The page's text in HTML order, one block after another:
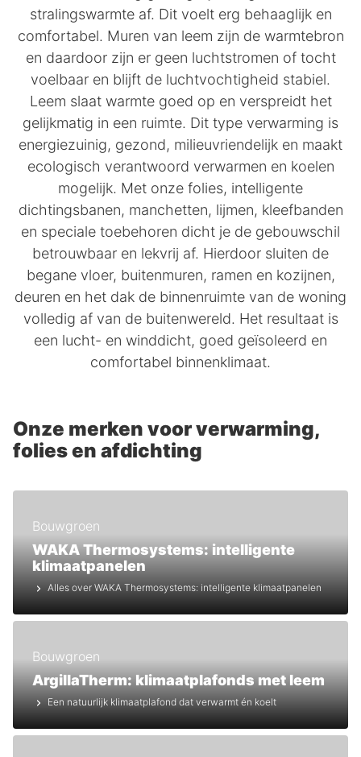
stralingswarmte af. Dit voelt erg behaaglijk en
comfortabel. Muren van leem zijn de warmtebron
en daardoor zijn er geen luchtstromen of tocht
voelbaar en blijft de luchtvochtigheid stabiel.
Leem slaat warmte goed op en verspreidt het
gelijkmatig in een ruimte. Dit type verwarming is
energiezuinig, gezond, milieuvriendelijk en maakt
ecologisch verantwoord verwarmen en koelen
mogelijk. Met onze folies, intelligente
dichtingsbanen, manchetten, lijmen, kleefbanden
en speciale toebehoren dicht je de gebouwschil
betrouwbaar en lekvrij af. Hierdoor sluiten de
begane vloer, buitenmuren, ramen en kozijnen,
deuren en het dak de binnenruimte van de woning
volledig af van de buitenwereld. Het resultaat is
een lucht- en winddicht, goed geïsoleerd en
comfortabel binnenklimaat.
Onze merken voor verwarming,
folies en afdichting
WAKA Thermosystems: intelligente
klimaatpanelen
Bouwgroen
Alles over WAKA Thermosystems: intelligente klimaatpanelen
ArgillaTherm: klimaatplafonds met leem
Bouwgroen
Een natuurlijk klimaatplafond dat verwarmt én koelt